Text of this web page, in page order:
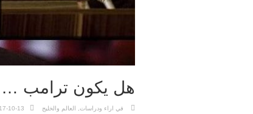
هل يكون ترامب …
في اراء ودراسات العالم والخليج 10-13